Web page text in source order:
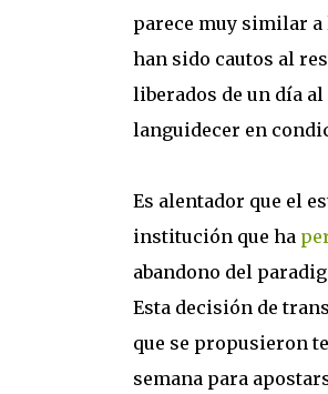
parece muy similar
han sido cautos al
liberados de un día
languidecer en
Es alentador que el
institución que ha
abandono del
Esta decisión de
que se propusieron
semana para